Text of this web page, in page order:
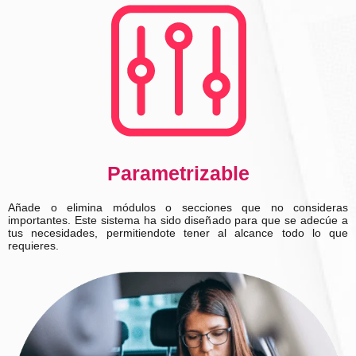
Parametrizable
Añade o elimina módulos o secciones que no consideras
importantes. Este sistema ha sido diseñado para que se adecúe a
tus necesidades, permitiendote tener al alcance todo lo que
requieres.